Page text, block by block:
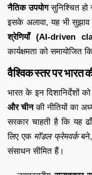
नैतिक उपयोगसुनिश्चित
इसके अलावा, यह भी सुझाव
श्रेणियाँ (AI-driven
कार्यक्षमता को समायोजित
वैश्विक स्तर पर भारत
भारत के इन दिशानिर्देशों
और चीनकी नीतियों का
सरकार चाहती है कि यह
लिए एक मॉडल फ्रेमवर्कबने,
संसाधन सीमित हैं।